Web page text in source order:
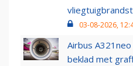
03-08-2026,
Airbus
beklad met